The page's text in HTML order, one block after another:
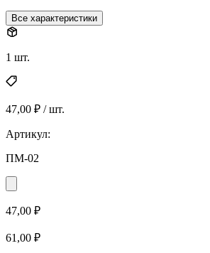
Все характеристики
1 шт.
47,00 ₽ / шт.
Артикул:
ПМ-02
47,00 ₽
61,00 ₽